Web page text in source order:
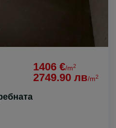
1406 €/m2
2749.90 лв/m2